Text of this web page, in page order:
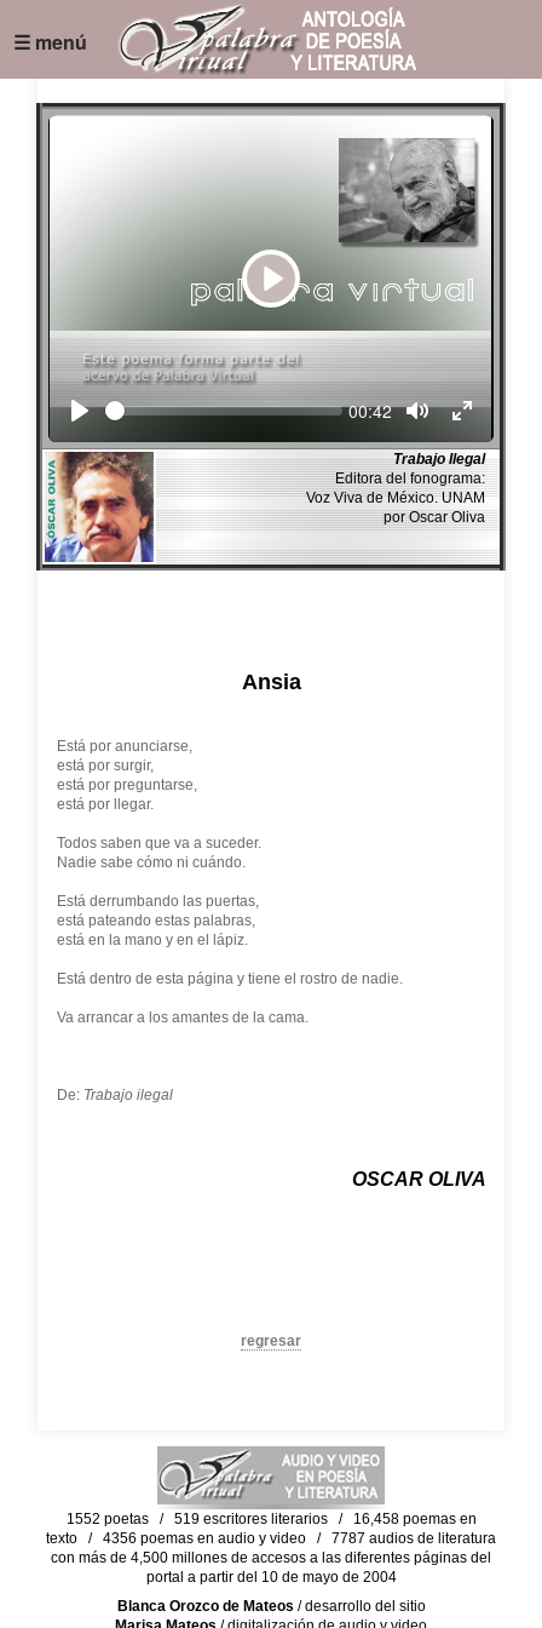
☰ menú
Play
Seek Current
00:42
Trabajo Ilegal
Editora del fonograma:
Voz Viva de México. UNAM
por Oscar Oliva
Ansia
Está por anunciarse,
está por surgir,
está por preguntarse,
está por llegar.
Todos saben que va a suceder.
Nadie sabe cómo ni cuándo.
Está derrumbando las puertas,
está pateando estas palabras,
está en la mano y en el lápiz.
Está dentro de esta página y tiene el rostro de nadie.
Va arrancar a los amantes de la cama.
De: Trabajo ilegal
OSCAR OLIVA
regresar
1552 poetas / 519 escritores literarios / 16,458 poemas en
texto / 4356 poemas en audio y video / 7787 audios de literatura
con más de 4,500 millones de accesos a las diferentes páginas del
portal a partir del 10 de mayo de 2004
Blanca Orozco de Mateos / desarrollo del sitio